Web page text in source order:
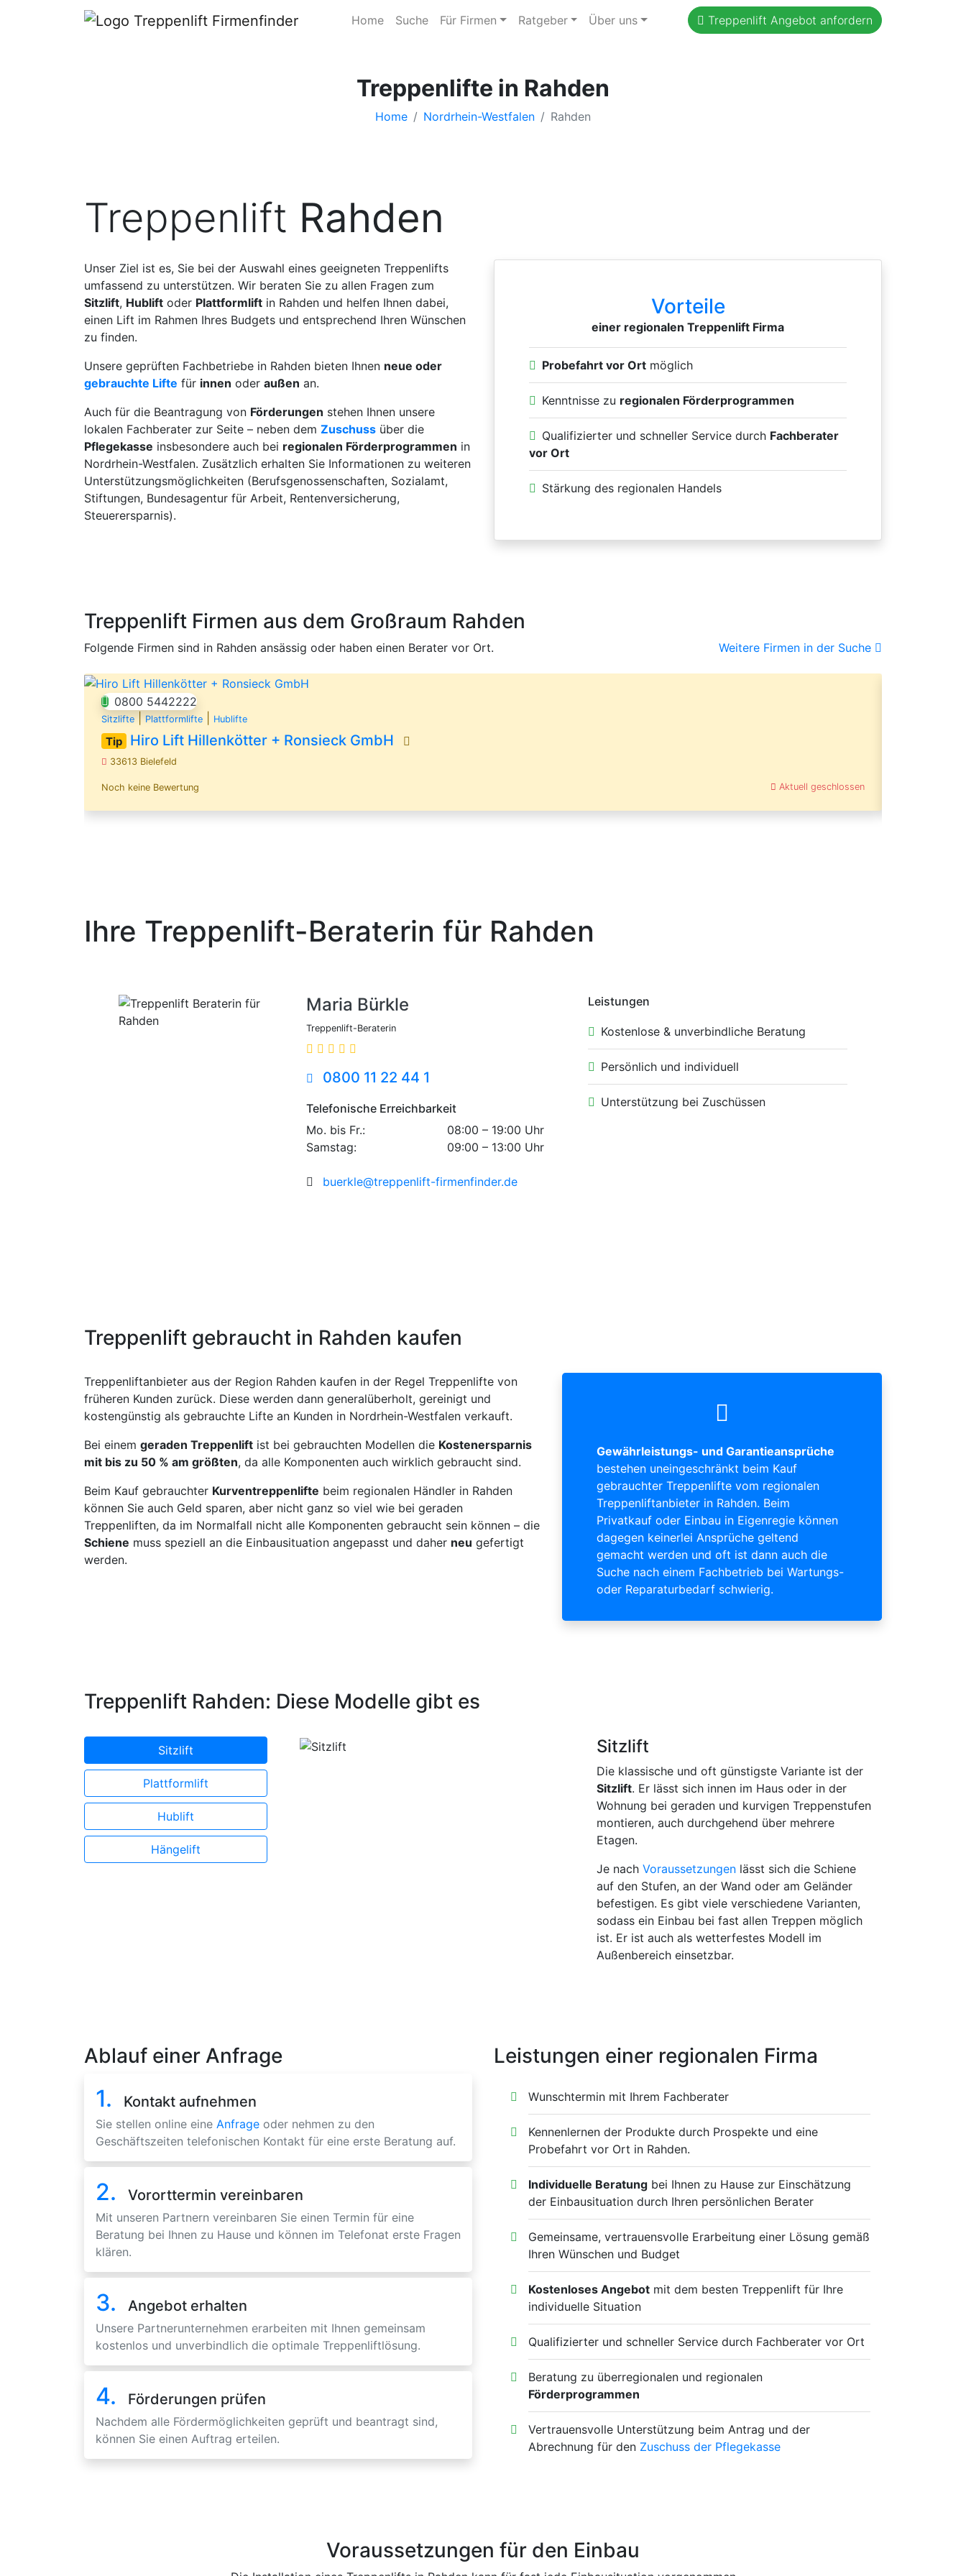
Home Suche Für Firmen Ratgeber Über uns Treppenlift Angebot anfordern
Treppenlifte in Rahden
Home Nordrhein-Westfalen Rahden
Treppenlift Rahden
Unser Ziel ist es, Sie bei der Auswahl eines geeigneten Treppenlifts
umfassend zu unterstützen. Wir beraten Sie zu allen Fragen zum
Sitzlift, Hublift oder Plattformlift in Rahden und helfen Ihnen dabei,
einen Lift im Rahmen Ihres Budgets und entsprechend Ihren Wünschen
zu finden.
Unsere geprüften Fachbetriebe in Rahden bieten Ihnen neue oder
gebrauchte Lifte für innen oder außen an.
Auch für die Beantragung von Förderungen stehen Ihnen unsere
lokalen Fachberater zur Seite – neben dem Zuschuss über die
Pflegekasse insbesondere auch bei regionalen Förderprogrammen in
Nordrhein-Westfalen. Zusätzlich erhalten Sie Informationen zu weiteren
Unterstützungsmöglichkeiten (Berufsgenossenschaften, Sozialamt,
Stiftungen, Bundesagentur für Arbeit, Rentenversicherung,
Steuerersparnis).
Vorteile
einer regionalen Treppenlift Firma
Probefahrt vor Ort möglich
Kenntnisse zu regionalen Förderprogrammen
Qualifizierter und schneller Service durch Fachberater
vor Ort
Stärkung des regionalen Handels
Treppenlift Firmen aus dem Großraum Rahden
Folgende Firmen sind in Rahden ansässig oder haben einen Berater vor Ort. Weitere Firmen in der Suche
0800 5442222
Sitzlifte Plattformlifte Hublifte
Tip Hiro Lift Hillenkötter + Ronsieck GmbH
33613 Bielefeld
Noch keine Bewertung Aktuell geschlossen
Ihre Treppenlift-Beraterin für Rahden
Maria Bürkle
Treppenlift-Beraterin
0800 11 22 44 1
Telefonische Erreichbarkeit
Mo. bis Fr.:
08:00 – 19:00 Uhr
Samstag:
09:00 – 13:00 Uhr
buerkle@treppenlift-firmenfinder.de
Leistungen
Kostenlose & unverbindliche Beratung
Persönlich und individuell
Unterstützung bei Zuschüssen
Treppenlift gebraucht in Rahden kaufen
Treppenliftanbieter aus der Region Rahden kaufen in der Regel Treppenlifte von
früheren Kunden zurück. Diese werden dann generalüberholt, gereinigt und
kostengünstig als gebrauchte Lifte an Kunden in Nordrhein-Westfalen verkauft.
Bei einem geraden Treppenlift ist bei gebrauchten Modellen die Kostenersparnis
mit bis zu 50 % am größten, da alle Komponenten auch wirklich gebraucht sind.
Beim Kauf gebrauchter Kurventreppenlifte beim regionalen Händler in Rahden
können Sie auch Geld sparen, aber nicht ganz so viel wie bei geraden
Treppenliften, da im Normalfall nicht alle Komponenten gebraucht sein können – die
Schiene muss speziell an die Einbausituation angepasst und daher neu gefertigt
werden.
Gewährleistungs- und Garantieansprüche
bestehen uneingeschränkt beim Kauf
gebrauchter Treppenlifte vom regionalen
Treppenliftanbieter in Rahden. Beim
Privatkauf oder Einbau in Eigenregie können
dagegen keinerlei Ansprüche geltend
gemacht werden und oft ist dann auch die
Suche nach einem Fachbetrieb bei Wartungs-
oder Reparaturbedarf schwierig.
Treppenlift Rahden: Diese Modelle gibt es
Sitzlift
Plattformlift
Hublift
Hängelift
Sitzlift
Die klassische und oft günstigste Variante ist der
Sitzlift. Er lässt sich innen im Haus oder in der
Wohnung bei geraden und kurvigen Treppenstufen
montieren, auch durchgehend über mehrere
Etagen.
Je nach Voraussetzungenlässt sich die Schiene
auf den Stufen, an der Wand oder am Geländer
befestigen. Es gibt viele verschiedene Varianten,
sodass ein Einbau bei fast allen Treppen möglich
ist. Er ist auch als wetterfestes Modell im
Außenbereich einsetzbar.
Ablauf einer Anfrage
1. Kontakt aufnehmen
Sie stellen online eine Anfrage oder nehmen zu den
Geschäftszeiten telefonischen Kontakt für eine erste Beratung auf.
2. Vororttermin vereinbaren
Mit unseren Partnern vereinbaren Sie einen Termin für eine
Beratung bei Ihnen zu Hause und können im Telefonat erste Fragen
klären.
3. Angebot erhalten
Unsere Partnerunternehmen erarbeiten mit Ihnen gemeinsam
kostenlos und unverbindlich die optimale Treppenliftlösung.
4. Förderungen prüfen
Nachdem alle Fördermöglichkeiten geprüft und beantragt sind,
können Sie einen Auftrag erteilen.
Leistungen einer regionalen Firma
Wunschtermin mit Ihrem Fachberater
Kennenlernen der Produkte durch Prospekte und eine
Probefahrt vor Ort in Rahden.
Individuelle Beratung bei Ihnen zu Hause zur Einschätzung
der Einbausituation durch Ihren persönlichen Berater
Gemeinsame, vertrauensvolle Erarbeitung einer Lösung gemäß
Ihren Wünschen und Budget
Kostenloses Angebot mit dem besten Treppenlift für Ihre
individuelle Situation
Qualifizierter und schneller Service durch Fachberater vor Ort
Beratung zu überregionalen und regionalen
Förderprogrammen
Vertrauensvolle Unterstützung beim Antrag und der
Abrechnung für den Zuschuss der Pflegekasse
Voraussetzungen für den Einbau